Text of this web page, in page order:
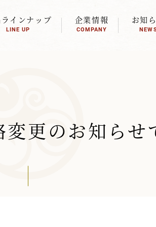
インナップ
LINE UP
企業情報
COMPANY
お知
更のお知らせ